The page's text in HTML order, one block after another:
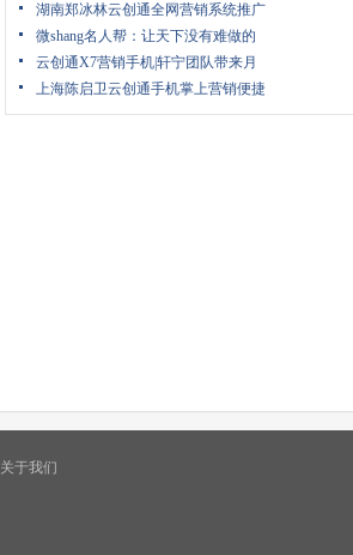
湖南郑冰林云创通全网营销系统推广
微shang名人帮：让天下没有难做的
云创通X7营销手机|轩宁团队带来月
上海陈启卫云创通手机掌上营销便捷
关于我们